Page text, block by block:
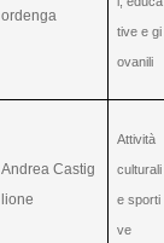
ordenga
tive e gi
ovanili
Andrea Castig
lione
Attività
culturali
e sporti
ve